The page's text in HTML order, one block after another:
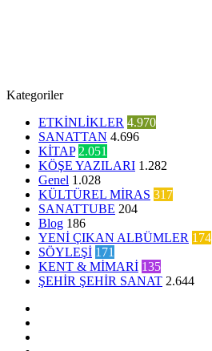
Kategoriler
ETKİNLİKLER 4.970
SANATTAN 4.696
KİTAP 2.051
KÖŞE YAZILARI 1.282
Genel 1.028
KÜLTÜREL MİRAS 317
SANATTUBE 204
Blog 186
YENİ ÇIKAN ALBÜMLER 174
SÖYLEŞİ 171
KENT & MİMARİ 135
ŞEHİR ŞEHİR SANAT 2.644